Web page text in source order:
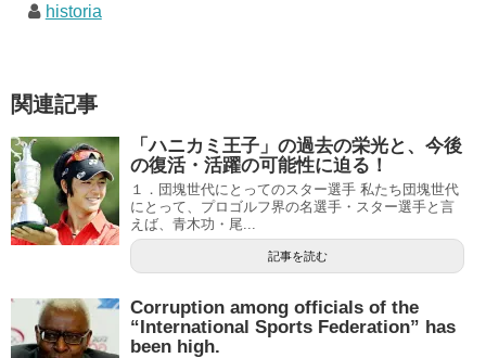
historia
関連記事
「ハニカミ王子」の過去の栄光と、今後
の復活・活躍の可能性に迫る！
１．団塊世代にとってのスター選手 私たち団塊世代
にとって、プロゴルフ界の名選手・スター選手と言
えば、青木功・尾...
記事を読む
Corruption among officials of the
“International Sports Federation” has
been high.